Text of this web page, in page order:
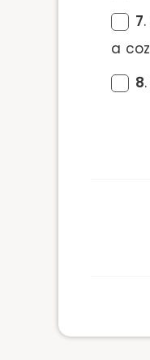
7
a
8